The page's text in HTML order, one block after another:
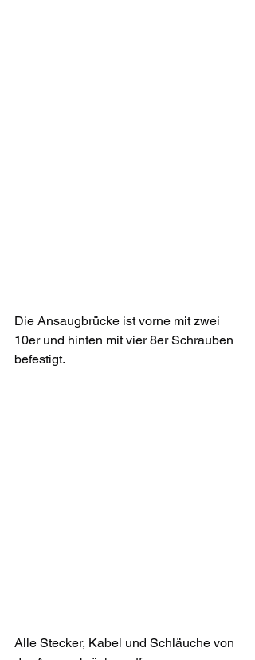
Die Ansaugbrücke ist vorne mit zwei
10er und hinten mit vier 8er Schrauben
befestigt.
Alle Stecker, Kabel und Schläuche von